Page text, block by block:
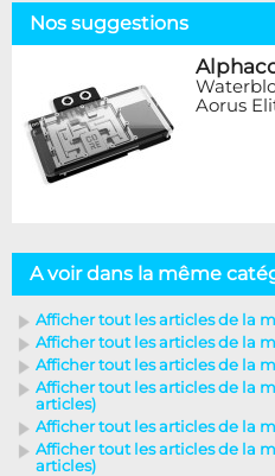
Nos suggestions
Aorus
A voir dans la même
Afficher tout les articles de la
Afficher tout les articles de la
Afficher tout les articles de la
Afficher tout les articles de la
articles)
Afficher tout les articles de la
Afficher tout les articles de la
articles)